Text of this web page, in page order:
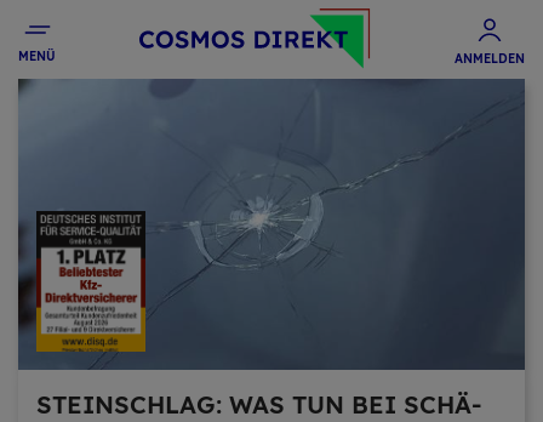
MENÜ ANMELDEN
STEIN­SCHLAG: WAS TUN BEI SCHÄ­